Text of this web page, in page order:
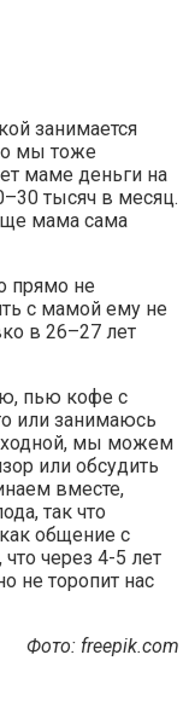
занимается
мы тоже
маме деньги на
тысяч в месяц.
мама сама
прямо не
с мамой ему не
в 26–27 лет
пью кофе с
или занимаюсь
мы можем
или обсудить
вместе,
так что
общение с
через 4-5 лет
не торопит нас
Фото: freepik.com